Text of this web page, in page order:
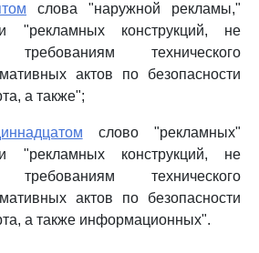
слова "наружной рекламы,"
"рекламных конструкций, не
требованиям технического
актов по безопасности
а также";
слово "рекламных"
"рекламных конструкций, не
требованиям технического
актов по безопасности
а также информационных".